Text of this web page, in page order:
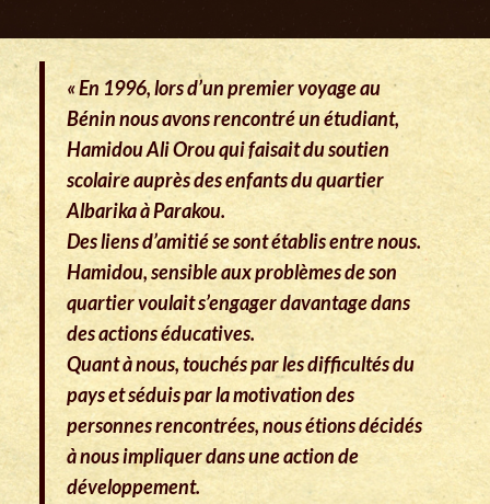
« En 1996, lors d’un premier voyage au
Bénin nous avons rencontré un étudiant,
Hamidou Ali Orou qui faisait du soutien
scolaire auprès des enfants du quartier
Albarika à Parakou.
Des liens d’amitié se sont établis entre nous.
Hamidou, sensible aux problèmes de son
quartier voulait s’engager davantage dans
des actions éducatives.
Quant à nous, touchés par les difficultés du
pays et séduis par la motivation des
personnes rencontrées, nous étions décidés
à nous impliquer dans une action de
développement.